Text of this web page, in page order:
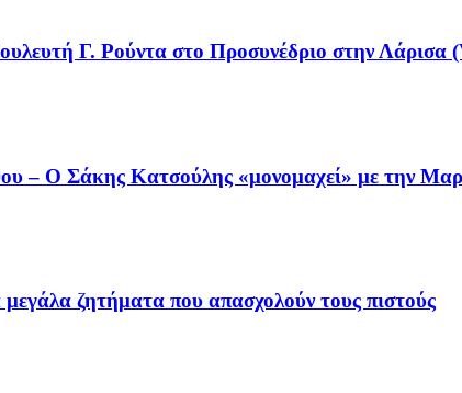
Γ. Ρούντα στο Προσυνέδριο στην Λάρισα
Ο Σάκης Κατσούλης «μονομαχεί» με την
ζητήματα που απασχολούν τους πιστούς